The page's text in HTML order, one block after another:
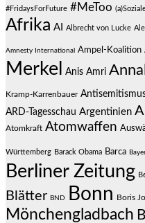
#FridaysForFuture #MeToo
Afrika AI Albrecht von Lucke
Amnesty International Ampel-Koalition
Merkel
Anis Amri
Kramp-Karrenbauer
ARD-Tagesschau Argentinien
Atomkraft Atomwaffen
Württemberg Barack Obama Barca
Berliner Zeitung
Blätter BND Bonn Boris
Mönchengladbach